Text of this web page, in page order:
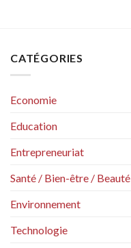
CATÉGORIES
Economie
Education
Entrepreneuriat
Santé / Bien-être / Beauté
Environnement
Technologie